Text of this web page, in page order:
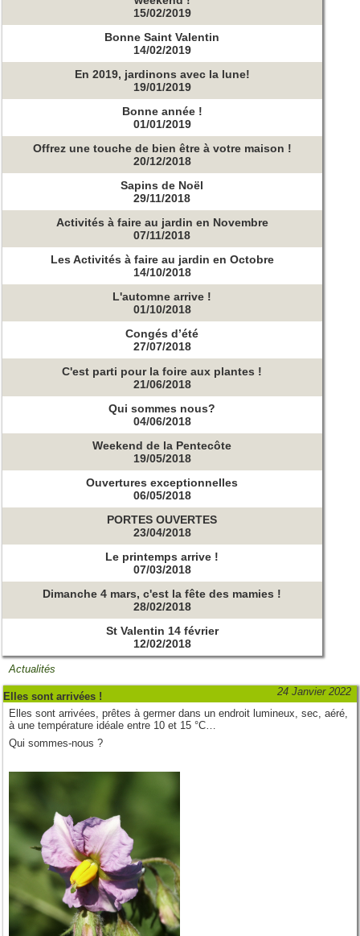
15/02/2019
Bonne Saint Valentin
14/02/2019
En 2019, jardinons avec la lune!
19/01/2019
Bonne année !
01/01/2019
Offrez une touche de bien être à votre maison !
20/12/2018
Sapins de Noël
29/11/2018
Activités à faire au jardin en Novembre
07/11/2018
Les Activités à faire au jardin en Octobre
14/10/2018
L'automne arrive !
01/10/2018
Congés d’été
27/07/2018
C'est parti pour la foire aux plantes !
21/06/2018
Qui sommes nous?
04/06/2018
Weekend de la Pentecôte
19/05/2018
Ouvertures exceptionnelles
06/05/2018
PORTES OUVERTES
23/04/2018
Le printemps arrive !
07/03/2018
Dimanche 4 mars, c'est la fête des mamies !
28/02/2018
St Valentin 14 février
12/02/2018
Actualités
24 Janvier 2022
Elles sont arrivées !
Elles sont arrivées, prêtes à germer dans un endroit lumineux, sec, aéré,
à une température idéale entre 10 et 15 °C…
Qui sommes-nous ?